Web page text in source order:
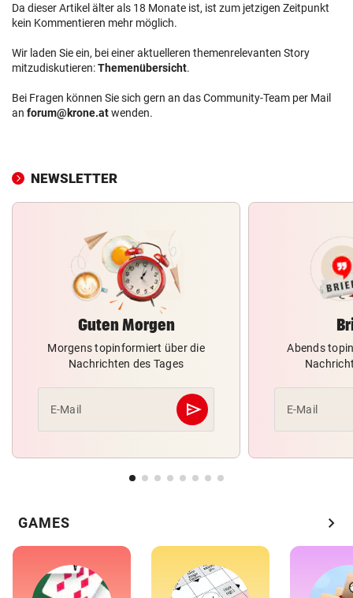
Da dieser Artikel älter als 18 Monate ist, ist zum jetzigen Zeitpunkt
kein Kommentieren mehr möglich.
Wir laden Sie ein, bei einer aktuelleren themenrelevanten Story
mitzudiskutieren:Themenübersicht.
Bei Fragen können Sie sich gern an das Community-Team per Mail
an forum@krone.atwenden.
NEWSLETTER
Guten Morgen
Morgens topinformiert über die
Nachrichten des Tages
E-Mail send
Abschicken
Abends
E-Mail
GAMES chevron_right